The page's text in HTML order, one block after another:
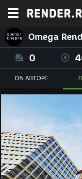
Omega
0
ОБ АВТОРЕ